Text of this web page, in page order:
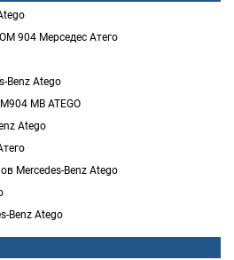
904 Мерседес Атего
Benz Atego
MB ATEGO
Atego
Mercedes-Benz Atego
Benz Atego